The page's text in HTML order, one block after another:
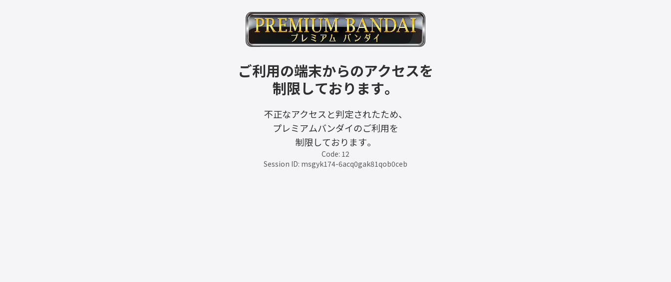
ご利用の端末からのアクセスを
制限しております。
不正なアクセスと判定されたため、
プレミアムバンダイのご利用を
制限しております。
Code: 12
Session ID: msgyk174-6acq0gak81qob0ceb